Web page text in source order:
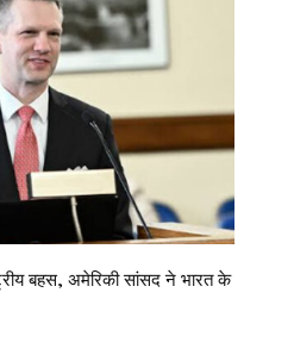
बहस, अमेरिकी सांसद ने भारत के